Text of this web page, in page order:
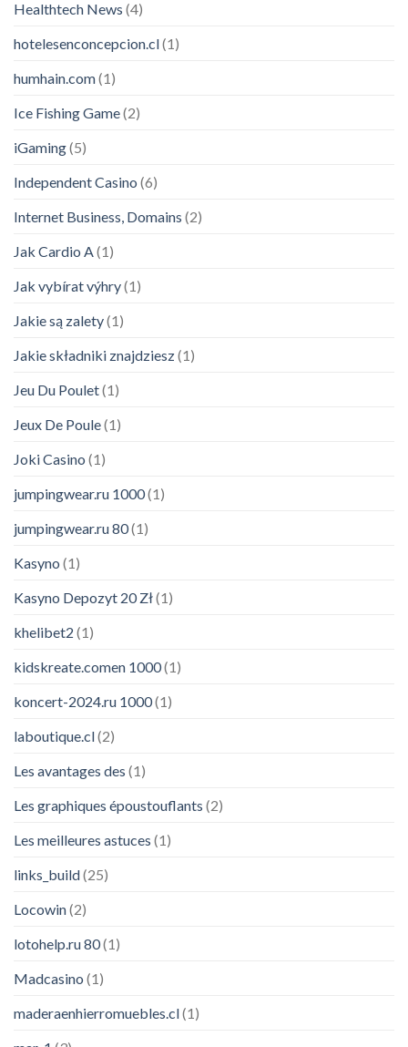
Healthtech News (4)
hotelesenconcepcion.cl(1)
humhain.com(1)
Ice Fishing Game(2)
iGaming(5)
Independent Casino (6)
Internet Business, Domains (2)
Jak Cardio A(1)
Jak vybírat výhry(1)
Jakie są zalety(1)
Jakie składniki znajdziesz(1)
Jeu Du Poulet(1)
Jeux De Poule(1)
Joki Casino (1)
jumpingwear.ru 1000(1)
jumpingwear.ru 80(1)
Kasyno (1)
Kasyno Depozyt 20 Zł(1)
khelibet2 (1)
kidskreate.comen 1000(1)
koncert-2024.ru 1000(1)
laboutique.cl(2)
Les avantages des (1)
Les graphiques époustouflants (2)
Les meilleures astuces (1)
links_build(25)
Locowin(2)
lotohelp.ru 80(1)
Madcasino (1)
maderaenhierromuebles.cl(1)